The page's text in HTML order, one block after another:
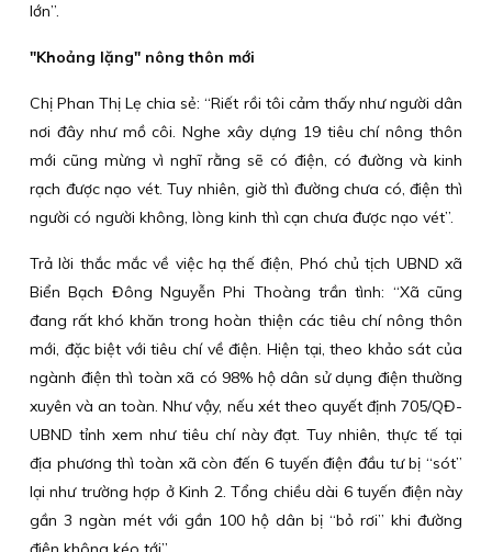
lớn”.
"Khoảng lặng" nông thôn mới
Chị Phan Thị Lẹ chia sẻ: “Riết rồi tôi cảm thấy như người dân
nơi đây như mồ côi. Nghe xây dựng 19 tiêu chí nông thôn
mới cũng mừng vì nghĩ rằng sẽ có điện, có đường và kinh
rạch được nạo vét. Tuy nhiên, giờ thì đường chưa có, điện thì
người có người không, lòng kinh thì cạn chưa được nạo vét”.
Trả lời thắc mắc về việc hạ thế điện, Phó chủ tịch UBND xã
Biển Bạch Đông Nguyễn Phi Thoàng trần tình: “Xã cũng
đang rất khó khăn trong hoàn thiện các tiêu chí nông thôn
mới, đặc biệt với tiêu chí về điện. Hiện tại, theo khảo sát của
ngành điện thì toàn xã có 98% hộ dân sử dụng điện thường
xuyên và an toàn. Như vậy, nếu xét theo quyết định 705/QĐ-
UBND tỉnh xem như tiêu chí này đạt. Tuy nhiên, thực tế tại
địa phương thì toàn xã còn đến 6 tuyến điện đầu tư bị “sót”
lại như trường hợp ở Kinh 2. Tổng chiều dài 6 tuyến điện này
gần 3 ngàn mét với gần 100 hộ dân bị “bỏ rơi” khi đường